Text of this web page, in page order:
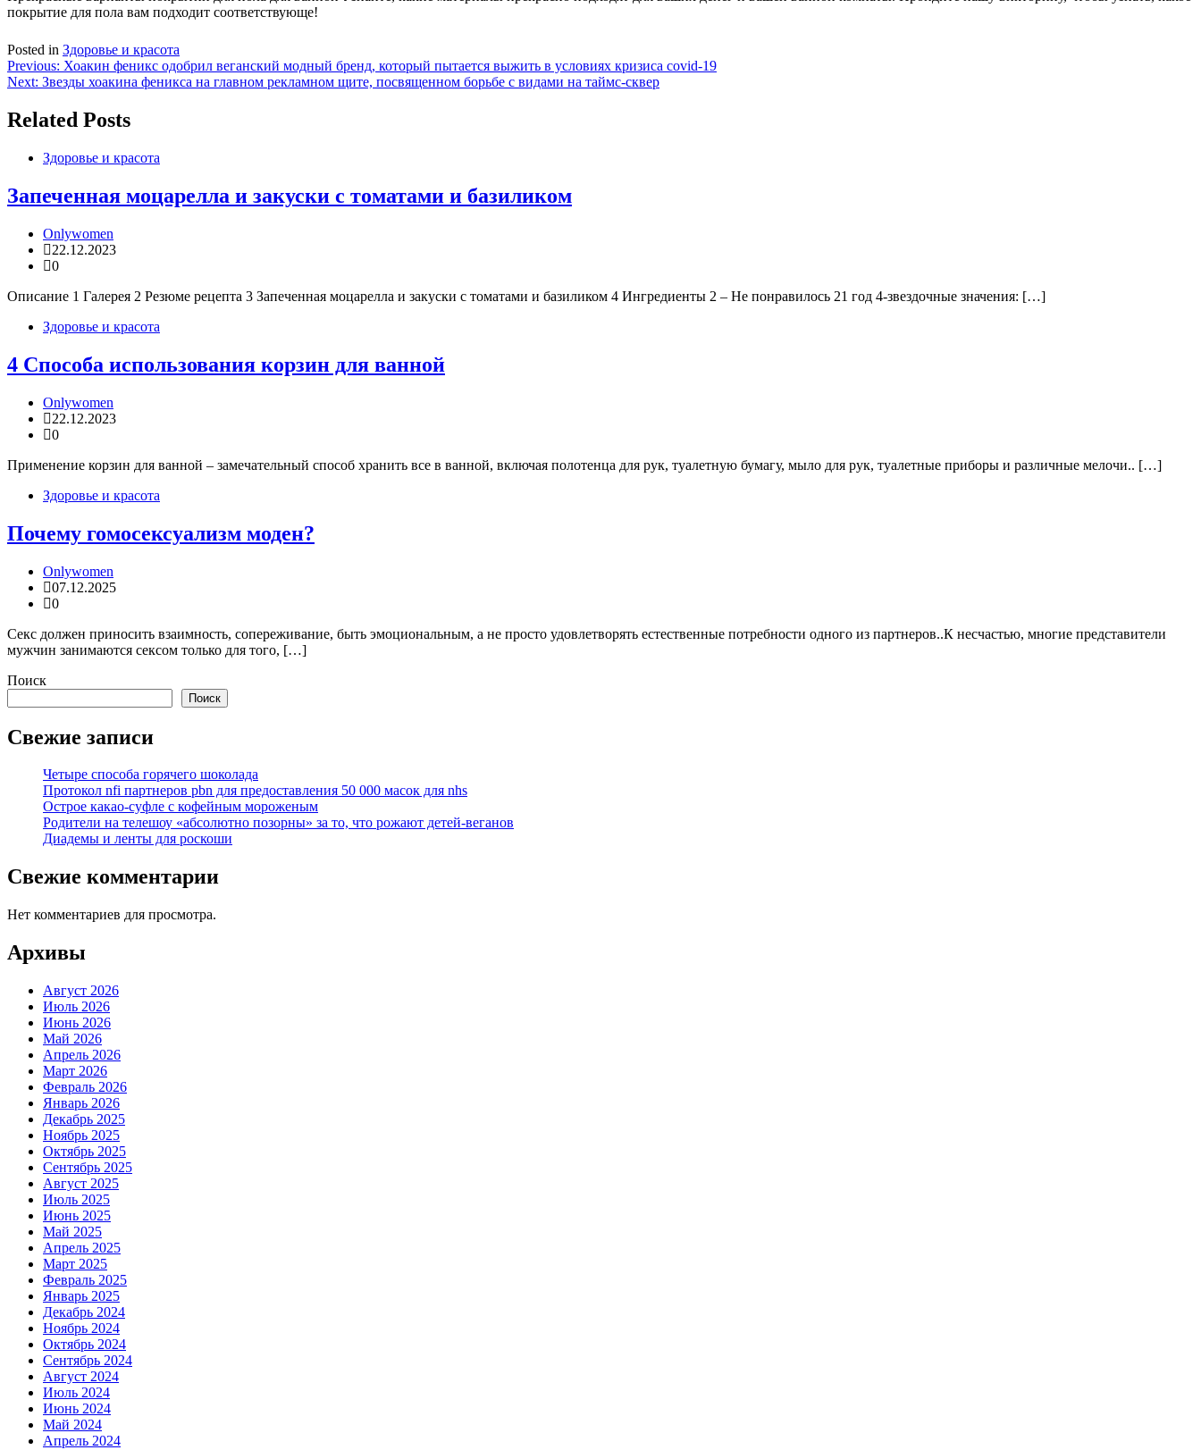
покрытие для пола вам подходит соответствующе!
Posted in Здоровье и красота
Навигация
по
записям
Previous: Хоакин феникс одобрил веганский модный бренд, который пытается выжить в условиях кризиса covid-19
Next: Звезды хоакина феникса на главном рекламном щите, посвященном борьбе с видами на таймс-сквер
Related Posts
Здоровье и красота
Запеченная моцарелла и закуски с томатами и базиликом
Onlywomen
22.12.2023
0
Описание 1 Галерея 2 Резюме рецепта 3 Запеченная моцарелла и закуски с томатами и базиликом 4 Ингредиенты 2 – Не понравилось 21 год 4-звездочные значения: […]
Здоровье и красота
4 Способа использования корзин для ванной
Onlywomen
22.12.2023
0
Применение корзин для ванной – замечательный способ хранить все в ванной, включая полотенца для рук, туалетную бумагу, мыло для рук, туалетные приборы и различные мелочи.. […]
Здоровье и красота
Почему гомосексуализм моден?
Onlywomen
07.12.2025
0
Секс должен приносить взаимность, сопереживание, быть эмоциональным, а не просто удовлетворять естественные потребности одного из партнеров..К несчастью, многие представители
мужчин занимаются сексом только для того, […]
Поиск
Поиск
Свежие записи
Четыре способа горячего шоколада
Протокол nfi партнеров pbn для предоставления 50 000 масок для nhs
Острое какао-суфле с кофейным мороженым
Родители на телешоу «абсолютно позорны» за то, что рожают детей-веганов
Диадемы и ленты для роскоши
Свежие комментарии
Нет комментариев для просмотра.
Архивы
Август 2026
Июль 2026
Июнь 2026
Май 2026
Апрель 2026
Март 2026
Февраль 2026
Январь 2026
Декабрь 2025
Ноябрь 2025
Октябрь 2025
Сентябрь 2025
Август 2025
Июль 2025
Июнь 2025
Май 2025
Апрель 2025
Март 2025
Февраль 2025
Январь 2025
Декабрь 2024
Ноябрь 2024
Октябрь 2024
Сентябрь 2024
Август 2024
Июль 2024
Июнь 2024
Май 2024
Апрель 2024